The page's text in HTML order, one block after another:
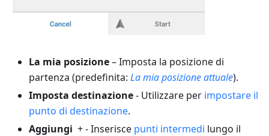
La mia posizione– Imposta la posizione di
partenza (predefinita: La mia posizione attuale).
Imposta destinazione- Utilizzare per impostare il
punto di destinazione.
Aggiungi + - Inserisce punti intermedi lungo il